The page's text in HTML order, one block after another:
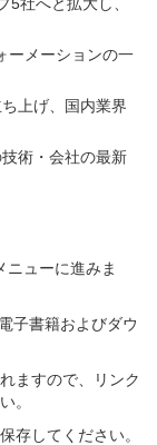
ーメーションの一
上げ、国内業界
術・会社の最新
ニューに進みま
子書籍およびダウ
ますので、リンク
。
存してください。